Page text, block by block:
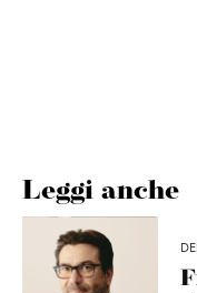
Leggi anche